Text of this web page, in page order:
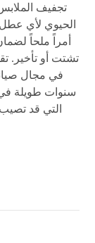
تجفيف
الحيوي لأي
أمراً ملحاً
تشتت أو تأخير.
في مجال
سنوات طويلة في
التي قد